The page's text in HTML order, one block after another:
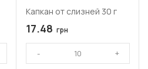
Капкан от слизней 30 г
17.48 грн